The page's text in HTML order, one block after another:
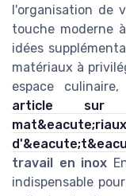
l'organisation de
touche moderne
idées
matériaux à
espace
article sur
travail en inox
indispensable